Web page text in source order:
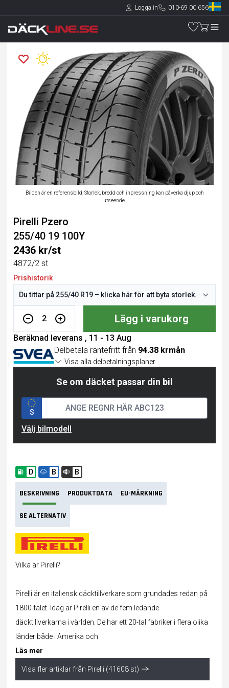
Logga in 010-69 00 656
Bilden är en referensbild. Storlek, bredd och inpressning kan påverka djup och
utseende.
Pirelli Pzero
255/40 19 100Y
2436 kr/st
4872/2 st
Prishistorik
2 Lägg i varukorg
Beräknad leverans , 11 - 13 Aug
Delbetala räntefritt från 94.38 krmån
Visa alla delbetalningsplaner
Se om däcket passar din bil
S
Välj bilmodell
D B B
BESKRIVNING PRODUKTDATA EU-MÄRKNING
SE ALTERNATIV
Vilka är Pirelli?
Pirelli är en italiensk däcktillverkare som grundades redan på
1800-talet. Idag är Pirelli en av de fem ledande
däcktillverkarna i världen. De har ett 20-tal fabriker i flera olika
länder både i Amerika och
Läs mer
Visa fler artiklar från Pirelli (41608 st)